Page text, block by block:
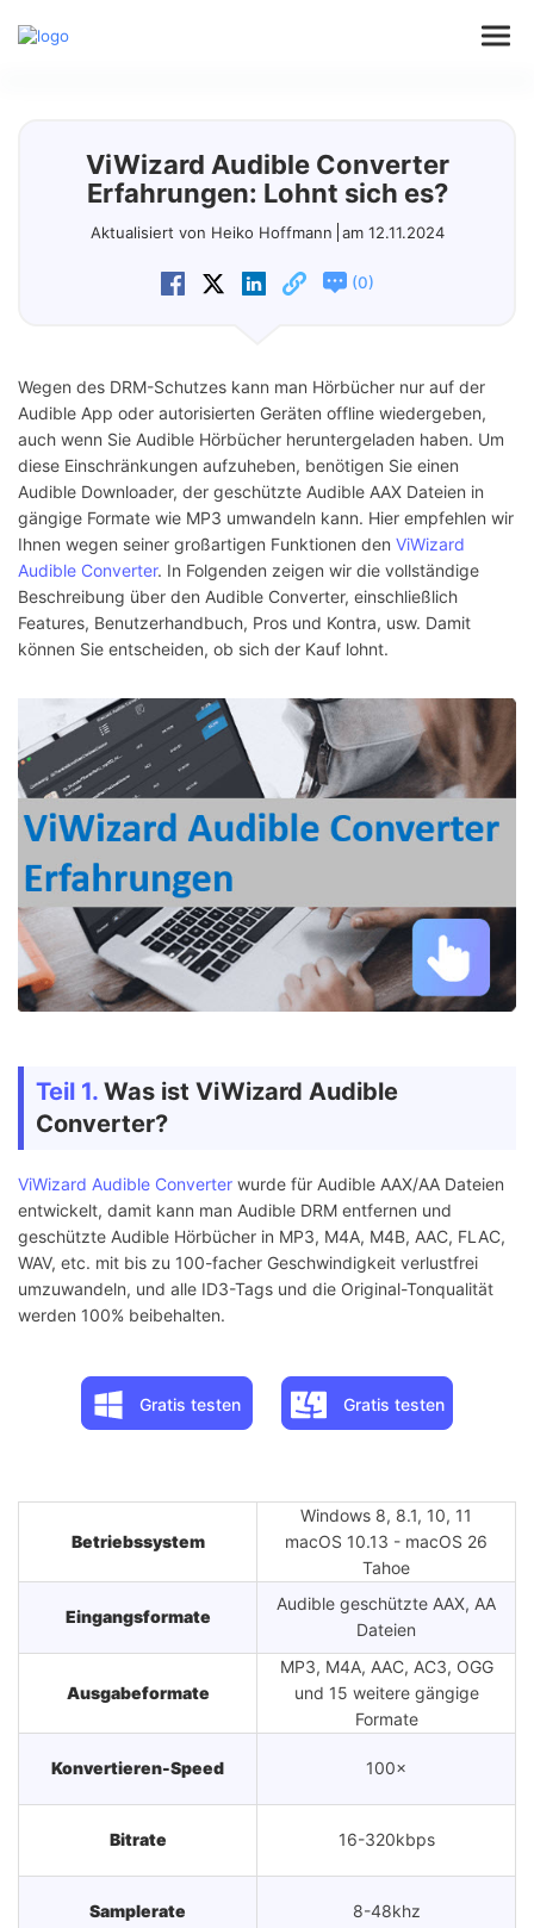
Store
ViWizard Audible Converter
Erfahrungen: Lohnt sich es?
Aktualisiert von Heiko Hoffmann am 12.11.2024
(0)
Wegen des DRM-Schutzes kann man Hörbücher nur auf der
Audible App oder autorisierten Geräten offline wiedergeben,
auch wenn Sie Audible Hörbücher heruntergeladen haben. Um
diese Einschränkungen aufzuheben, benötigen Sie einen
Audible Downloader, der geschützte Audible AAX Dateien in
gängige Formate wie MP3 umwandeln kann. Hier empfehlen wir
Ihnen wegen seiner großartigen Funktionen den ViWizard
Audible Converter. In Folgenden zeigen wir die vollständige
Beschreibung über den Audible Converter, einschließlich
Features, Benutzerhandbuch, Pros und Kontra, usw. Damit
können Sie entscheiden, ob sich der Kauf lohnt.
Teil 1. Was ist ViWizard Audible
Converter?
ViWizard Audible Converter wurde für Audible AAX/AA Dateien
entwickelt, damit kann man Audible DRM entfernen und
geschützte Audible Hörbücher in MP3, M4A, M4B, AAC, FLAC,
WAV, etc. mit bis zu 100-facher Geschwindigkeit verlustfrei
umzuwandeln, und alle ID3-Tags und die Original-Tonqualität
werden 100% beibehalten.
Gratis testen Gratis testen
Betriebssystem
Windows 8, 8.1, 10, 11
macOS 10.13 - macOS 26
Tahoe
Eingangsformate
Audible geschützte AAX, AA
Dateien
Ausgabeformate
MP3, M4A, AAC, AC3, OGG
und 15 weitere gängige
Formate
Konvertieren-Speed 100×
Bitrate 16-320kbps
Samplerate 8-48khz